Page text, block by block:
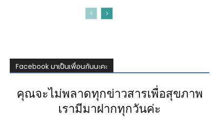
Facebook มาเป็นเพื่อนกันนะคะ
คุณจะไม่พลาดทุกข่าวสารเพื่อสุขภาพ
เรามีมาฝากทุกวันค่ะ